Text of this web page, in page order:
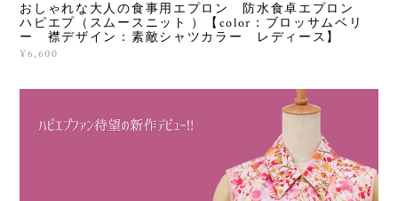
おしゃれな大人の食事用エプロン 防水食卓エプロン
ハピエプ（スムースニット ）【color：ブロッサムベリ
ー 襟デザイン：素敵シャツカラー レディース】
¥6,600